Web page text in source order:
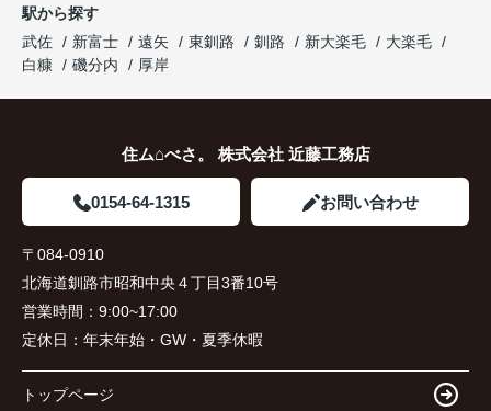
駅から探す
武佐
新富士 遠矢 東釧路 釧路 新大楽毛
大楽毛
白糠
磯分内 厚岸
住ム⌂べさ。 株式会社 近藤工務店
0154-64-1315 お問い合わせ
〒084-0910
北海道釧路市昭和中央４丁目3番10号
営業時間： 9:00~17:00
定休日： 年末年始・GW・夏季休暇
トップページ